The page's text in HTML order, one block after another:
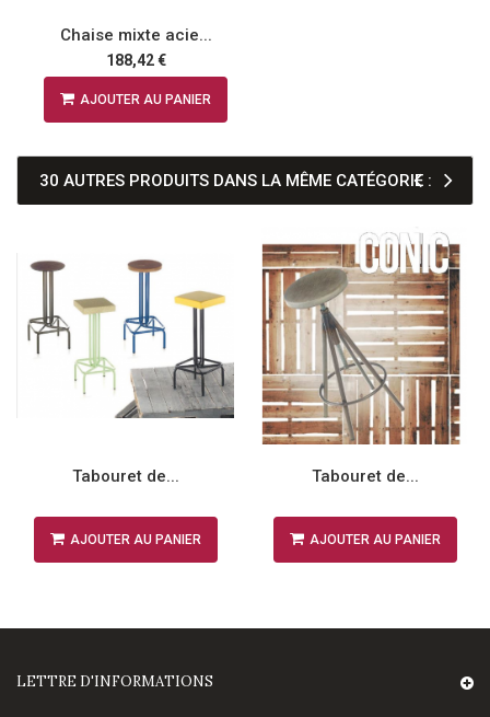
Chaise mixte acie...
188,42 €
AJOUTER AU PANIER
30 AUTRES PRODUITS DANS LA MÊME CATÉGORIE :
Tabouret de...
AJOUTER AU PANIER
Tabouret de...
AJOUTER AU PANIER
LETTRE D'INFORMATIONS